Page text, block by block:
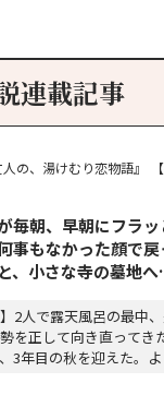
のか、未だにわかり
連載記事
人の、湯けむり恋物語』
毎朝、早朝にフラ
事もなかった顔で
、小さな寺の墓地
】2人で露天風呂の最中
を正して向き直ってき
3年目の秋を迎えた。